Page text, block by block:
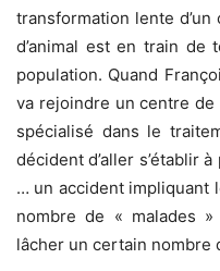
transformation lente
d’animal est en train de
population. Quand
va rejoindre un centre
spécialisé dans le
décident d’aller s’établir
… un accident impliquant
nombre de « malades
lâcher un certain nombre